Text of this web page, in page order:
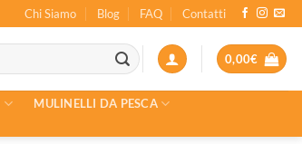
Chi Siamo Blog FAQ Contatti
0,00€
MULINELLI DA PESCA